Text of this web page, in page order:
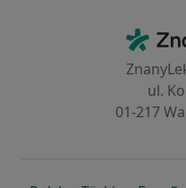
ul.
01-217